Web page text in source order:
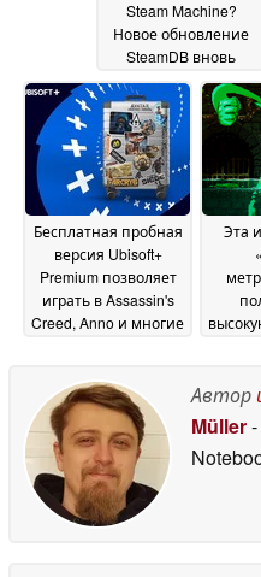
Steam Machine?
Новое обновление
SteamDB вновь
разжигает
спекуляции
18 June
2026
Бесплатная пробная
версия Ubisoft+
Premium позволяет
играть в Assassin's
Creed, Anno и многие
Эта
Автор
Müller